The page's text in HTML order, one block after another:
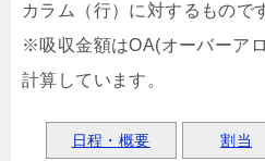
カラム（行）に対するもので
※吸収金額はOA(オーバーア
計算しています。
日程・概要 割当